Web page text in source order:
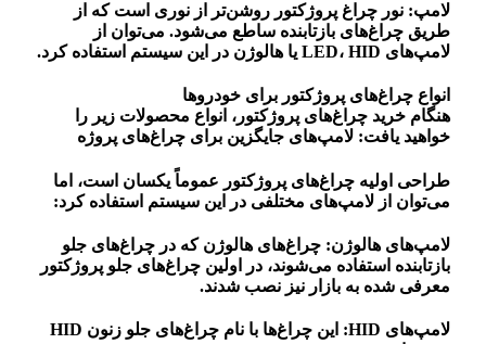
لامپ: نور چراغ پروژکتور روشن‌تر از نوری است که از
طریق چراغ‌های بازتابنده ساطع می‌شود. می‌توان از
لامپ‌های LED، HID یا هالوژن در این سیستم استفاده کرد.
انواع چراغ‌های پروژکتور برای خودروها
هنگام خرید چراغ‌های پروژکتور، انواع محصولات زیر را
خواهید یافت: لامپ‌های جایگزین برای چراغ‌های پروژه
طراحی اولیه چراغ‌های پروژکتور عموماً یکسان است، اما
می‌توان از لامپ‌های مختلفی در این سیستم استفاده کرد:
لامپ‌های هالوژن: چراغ‌های هالوژن که در چراغ‌های جلو
بازتابنده استفاده می‌شوند، در اولین چراغ‌های جلو پروژکتور
معرفی شده به بازار نیز نصب شدند.
لامپ‌های HID: این چراغ‌ها با نام چراغ‌های جلو زنون HID